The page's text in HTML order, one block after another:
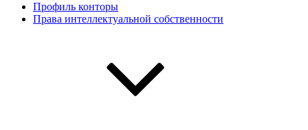
Профиль конторы
Права интеллектуальной собственности